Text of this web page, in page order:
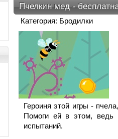
Пчелкин мед -
Категория: Бродилки
Героиня этой игры -
Помоги ей в этом, ведь
испытаний.